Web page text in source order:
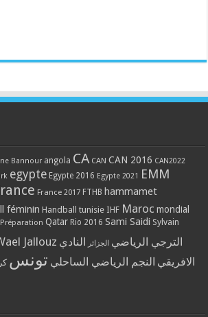
Bannour angola CA CAN CAN 2016 CAN2022
egypte Egypte 2016 Egypte 2021 EMM
France 2017 FTHB hammamet
féminin Handball tunisie IHF Maroc mondial
Préparation Qatar Rio 2016 Sami Saidi Sylvain
Jallouz الترجي الرياضي الجزائر النادي
الافريقي النجم الرياضي الساحلي تونس